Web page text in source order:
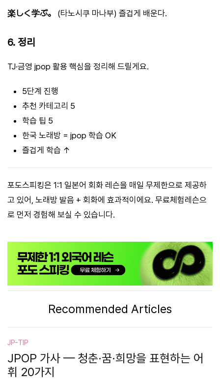
楽しく学ぶ。 (타노시쿠 마나부) 즐겁게 배운다.
6. 정리
TJ·금영 jpop 활용 핵심을 정리해 드릴게요.
5단계 진행
추천 카테고리 5
학습 팁 5
한국 노래방 = jpop 학습 OK
즐겁게 학습 ↑
포도스피킹은 1:1 일본어 회화 레슨을 매일 무제한으로 제공하
고 있어, 노래방 발음 + 회화에 효과적이에요. 무료체험레슨으
로 먼저 경험해 보실 수 있습니다.
Recommended Articles
JP-TIP
JPOP 가사 — 청춘·꿈·희망을 표현하는 어
휘 20가지